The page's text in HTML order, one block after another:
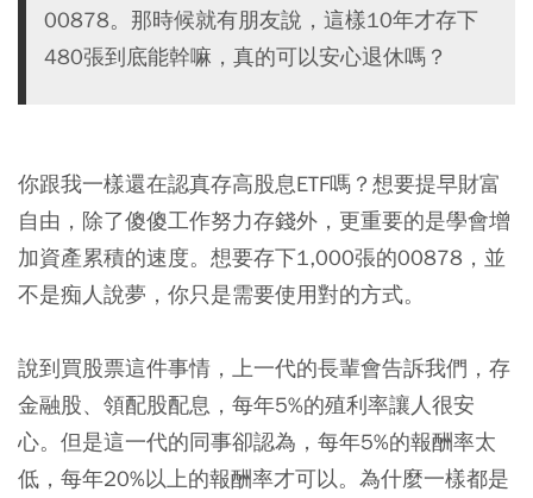
00878。那時候就有朋友說，這樣10年才存下
480張到底能幹嘛，真的可以安心退休嗎？
你跟我一樣還在認真存高股息ETF嗎？想要提早財富
自由，除了傻傻工作努力存錢外，更重要的是學會增
加資產累積的速度。想要存下1,000張的00878 ，並
不是痴人說夢，你只是需要使用對的方式。
說到買股票這件事情，上一代的長輩會告訴我們，存
金融股、領配股配息，每年5%的殖利率讓人很安
心。但是這一代的同事卻認為，每年5%的報酬率太
低，每年20%以上的報酬率才可以。為什麼一樣都是